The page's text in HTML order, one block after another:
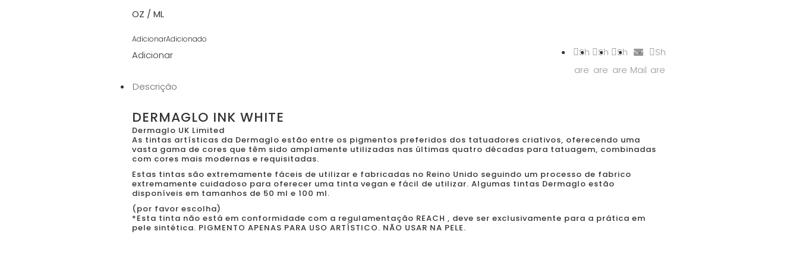
OZ / ML
AdicionarAdicionado
Adicionar
Sh
are
Sh
are
Sh
are Mail
Sh
are
Descrição
DERMAGLO INK WHITE
Dermaglo UK Limited
As tintas artísticas da Dermaglo estão entre os pigmentos preferidos dos tatuadores criativos, oferecendo uma
vasta gama de cores que têm sido amplamente utilizadas nas últimas quatro décadas para tatuagem, combinadas
com cores mais modernas e requisitadas.
Estas tintas são extremamente fáceis de utilizar e fabricadas no Reino Unido seguindo um processo de fabrico
extremamente cuidadoso para oferecer uma tinta vegan e fácil de utilizar. Algumas tintas Dermaglo estão
disponíveis em tamanhos de 50 ml e 100 ml.
(por favor escolha)
*Esta tinta não está em conformidade com a regulamentação REACH , deve ser exclusivamente para a prática em
pele sintética. PIGMENTO APENAS PARA USO ARTÍSTICO. NÃO USAR NA PELE.